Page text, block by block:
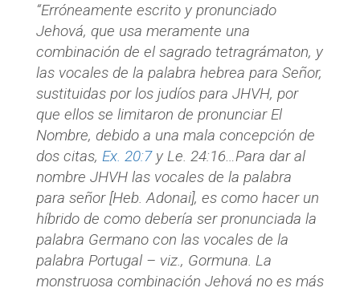
“Erróneamente escrito y pronunciado
Jehová, que usa meramente una
combinación de el sagrado tetragrámaton, y
las vocales de la palabra hebrea para Señor,
sustituidas por los judíos para JHVH, por
que ellos se limitaron de pronunciar El
Nombre, debido a una mala concepción de
dos citas, Ex. 20:7y Le. 24:16…Para dar al
nombre JHVH las vocales de la palabra
para señor [Heb. Adonai], es como hacer un
híbrido de como debería ser pronunciada la
palabra Germano con las vocales de la
palabra Portugal – viz., Gormuna. La
monstruosa combinación Jehová no es más